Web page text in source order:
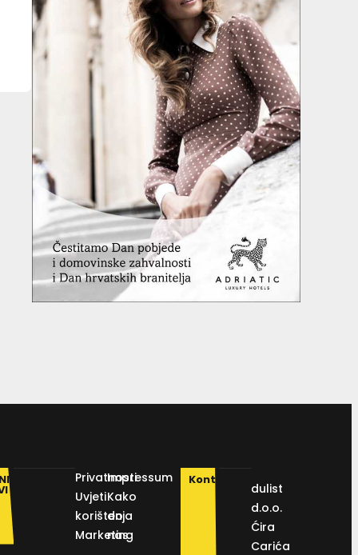
Privatnosti
Uvjeti
korištenja
Marketing
Impressum
Kako
do
nas
Kontakt
dulist
d.o.o.
Ćira
Carića